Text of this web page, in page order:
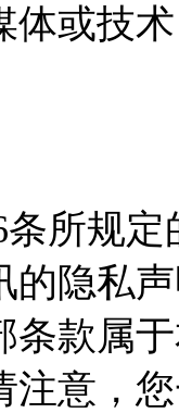
体或技
所规定
的隐私
条款属
注意，